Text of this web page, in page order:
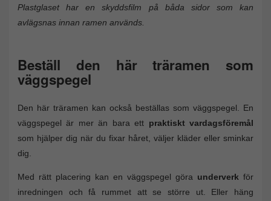
Plastglaset har en skyddsfilm på båda sidor som kan
avlägsnas innan ramen används.
Beställ den här träramen som
väggspegel
Den här träramen kan också beställas som väggspegel. En
väggspegel är mer än bara ett praktiskt vardagsföremål
som hjälper dig när du fixar håret, väljer kläder eller sminkar
dig.
Med rätt placering kan en väggspegel göra underverk för
inredningen och få rummet att se större ut. Eller häng